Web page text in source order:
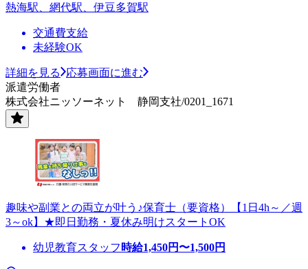
熱海駅、網代駅、伊豆多賀駅
交通費支給
未経験OK
詳細を見る
応募画面に進む
派遣労働者
株式会社ニッソーネット 静岡支社/0201_1671
趣味や副業との両立が叶う♪保育士（要資格）【1日4h～／週
3～ok】★即日勤務・夏休み明けスタートOK
幼児教育スタッフ 時給1,450円〜1,500円